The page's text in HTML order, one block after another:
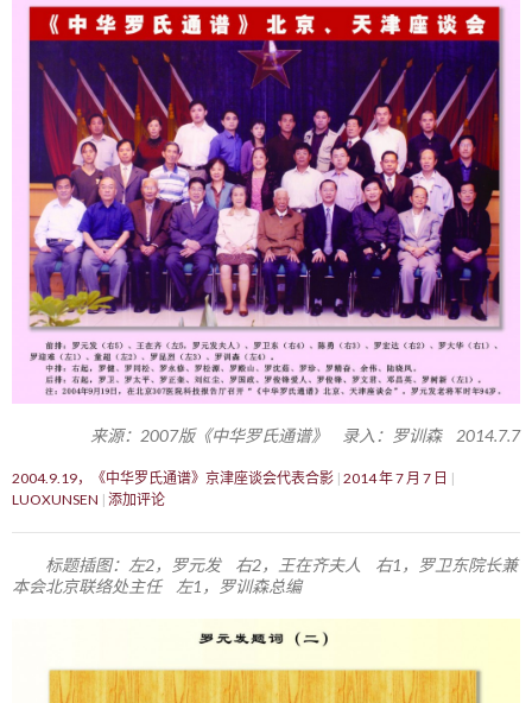
来源：2007版《中华罗氏通谱》 录入：罗训森 2014.7.7
2004.9.19，《中华罗氏通谱》京津座谈会代表合影 2014 年 7 月 7 日
LUOXUNSEN 添加评论
标题插图：左2，罗元发 右2，王在齐夫人 右1，罗卫东院长兼
本会北京联络处主任 左1，罗训森总编